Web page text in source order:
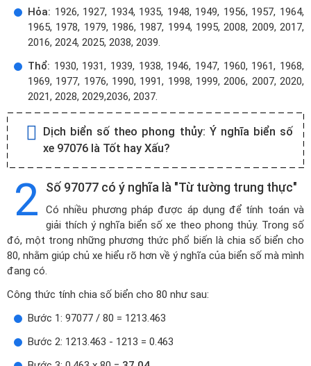
Hỏa: 1926, 1927, 1934, 1935, 1948, 1949, 1956, 1957, 1964,
1965, 1978, 1979, 1986, 1987, 1994, 1995, 2008, 2009, 2017,
2016, 2024, 2025, 2038, 2039.
Thổ: 1930, 1931, 1939, 1938, 1946, 1947, 1960, 1961, 1968,
1969, 1977, 1976, 1990, 1991, 1998, 1999, 2006, 2007, 2020,
2021, 2028, 2029,2036, 2037.
Dịch biển số theo phong thủy: Ý nghĩa biển số
xe 97076 là Tốt hay Xấu?
2 Số 97077 có ý nghĩa là "Từ tường trung thực"
Có nhiều phương pháp được áp dụng để tính toán và
giải thích ý nghĩa biển số xe theo phong thủy. Trong số
đó, một trong những phương thức phổ biến là chia số biển cho
80, nhằm giúp chủ xe hiểu rõ hơn về ý nghĩa của biển số mà mình
đang có.
Công thức tính chia số biển cho 80 như sau:
Bước 1: 97077 / 80 = 1213.463
Bước 2: 1213.463 - 1213 = 0.463